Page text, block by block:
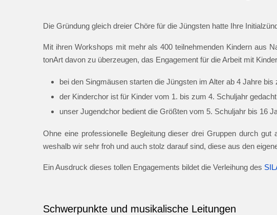
Die Gründung gleich dreier Chöre für die Jüngsten hatte Ihre
Mit ihren Workshops mit mehr als 400 teilnehmenden Kindern aus
tonArt davon zu überzeugen, das Engagement für die Arbeit mit
bei den Singmäusen starten die Jüngsten im Alter ab 4 Jahre bis
der Kinderchor ist für Kinder vom 1. bis zum 4. Schuljahr
unser Jugendchor bedient die Größten vom 5. Schuljahr bis 16
Ohne eine professionelle Begleitung dieser drei Gruppen durch
weshalb wir sehr froh und auch stolz darauf sind, diese aus den
Ein Ausdruck dieses tollen Engagements bildet die Verleihung des
Schwerpunkte und musikalische Leitungen